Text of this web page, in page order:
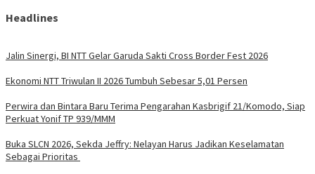
Headlines
Jalin Sinergi, BI NTT Gelar Garuda Sakti Cross Border Fest 2026
Ekonomi NTT Triwulan II 2026 Tumbuh Sebesar 5,01 Persen
Perwira dan Bintara Baru Terima Pengarahan Kasbrigif 21/Komodo, Siap
Perkuat Yonif TP 939/MMM
Buka SLCN 2026, Sekda Jeffry: Nelayan Harus Jadikan Keselamatan
Sebagai Prioritas